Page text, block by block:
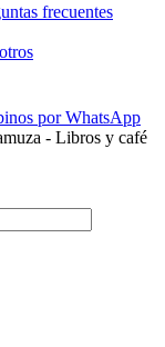
frecuentes
por WhatsApp
- Libros y café